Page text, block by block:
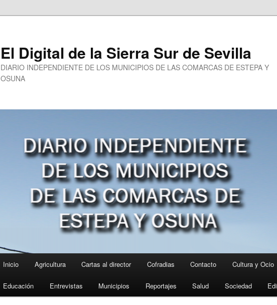
El Digital de la Sierra Sur de Sevilla
DIARIO INDEPENDIENTE DE LOS MUNICIPIOS DE LAS COMARCAS DE ESTEPA Y
OSUNA
Inicio Agricultura Cartas al director Cofradias Contacto Cultura y Ocio
Educación Entrevistas Municipios Reportajes Salud Sociedad